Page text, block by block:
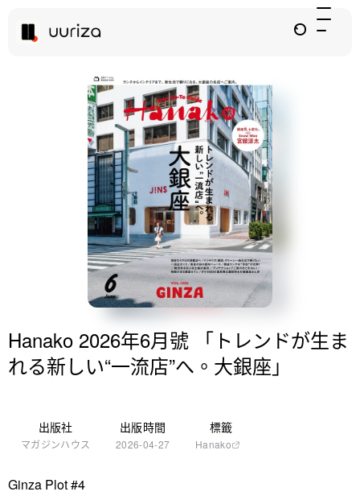
Hanako 2026年6月號 「トレンドが生ま
れる新しい“一流店”へ。大銀座」
出版社
マガジンハウス
出版時間
2026-04-27
標籤
Hanako
Ginza Plot #4